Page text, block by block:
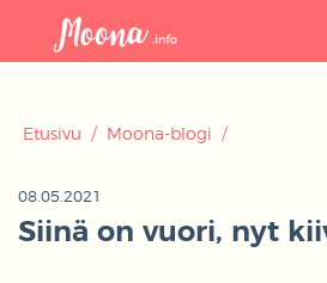
Etusivu / Moona-blogi /
08.05.2021
Siinä on vuori, nyt